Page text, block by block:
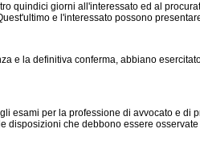
quindici giorni all'interessato ed al
e l'interessato possono
e la definitiva conferma, abbiano
esami per la professione di avvocato e
disposizioni che debbono essere